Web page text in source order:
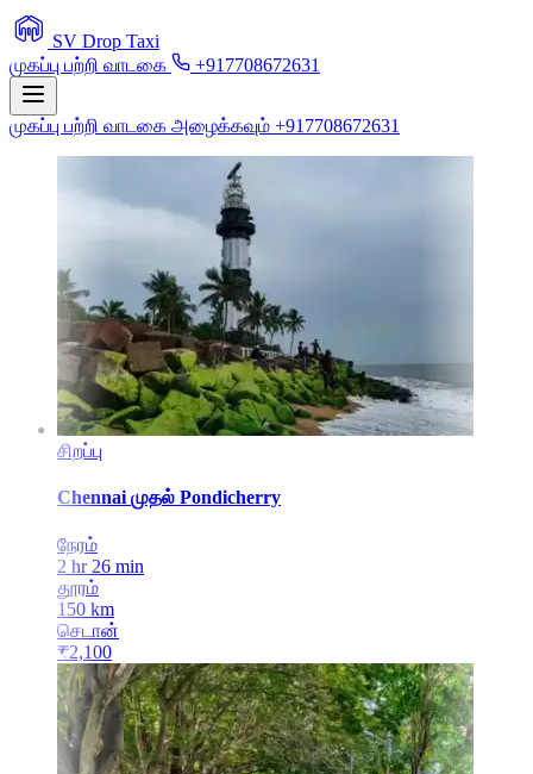
SV Drop Taxi
முகப்பு பற்றி வாடகை +917708672631
முகப்பு பற்றி வாடகை அழைக்கவும் +917708672631
சிறப்பு
Chennai முதல் Pondicherry
நேரம்
2 hr 26 min
தூரம்
150 km
செடான்
₹2,100